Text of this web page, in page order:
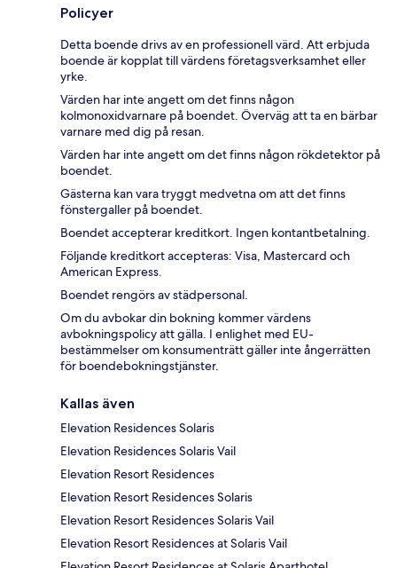
Policyer
Detta boende drivs av en professionell värd. Att erbjuda
boende är kopplat till värdens företagsverksamhet eller
yrke.
Värden har inte angett om det finns någon
kolmonoxidvarnare på boendet. Överväg att ta en bärbar
varnare med dig på resan.
Värden har inte angett om det finns någon rökdetektor på
boendet.
Gästerna kan vara tryggt medvetna om att det finns
fönstergaller på boendet.
Boendet accepterar kreditkort. Ingen kontantbetalning.
Följande kreditkort accepteras: Visa, Mastercard och
American Express.
Boendet rengörs av städpersonal.
Om du avbokar din bokning kommer värdens
avbokningspolicy att gälla. I enlighet med EU-
bestämmelser om konsumenträtt gäller inte ångerrätten
för boendebokningstjänster.
Kallas även
Elevation Residences Solaris
Elevation Residences Solaris Vail
Elevation Resort Residences
Elevation Resort Residences Solaris
Elevation Resort Residences Solaris Vail
Elevation Resort Residences at Solaris Vail